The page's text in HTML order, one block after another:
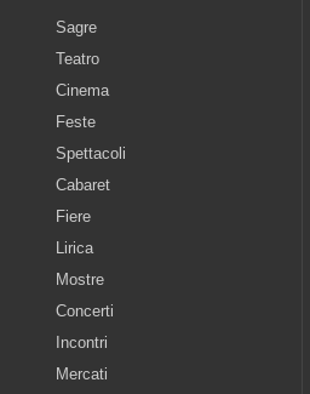
Sagre
Teatro
Cinema
Feste
Spettacoli
Cabaret
Fiere
Lirica
Mostre
Concerti
Incontri
Mercati